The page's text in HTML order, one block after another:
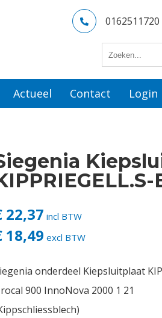
0162511720
Actueel Contact Login
22,37 incl BTW
18,49 excl BTW
onderdeel Kiepsluitplaat
900 InnoNova 2000 1 21